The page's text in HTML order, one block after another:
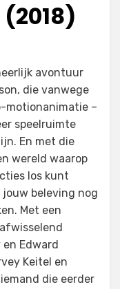
(2018)
avontuur
die vanwege
motionanimatie –
speelruimte
En met die
wereld waarop
los kunt
beleving nog
Met een
Edward
Keitel en
die eerder